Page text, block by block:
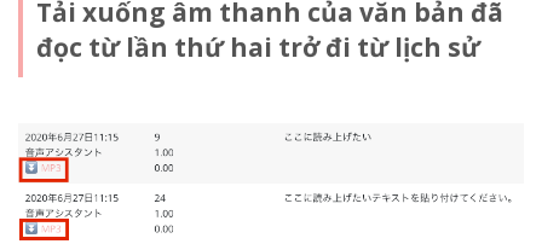
Tải xuống âm thanh của văn bản đã
đọc từ lần thứ hai trở đi từ lịch sử